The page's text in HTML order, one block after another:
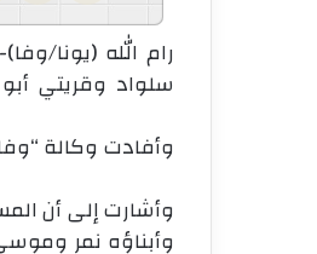
رام الله (يونا/
سلواد وقريتي